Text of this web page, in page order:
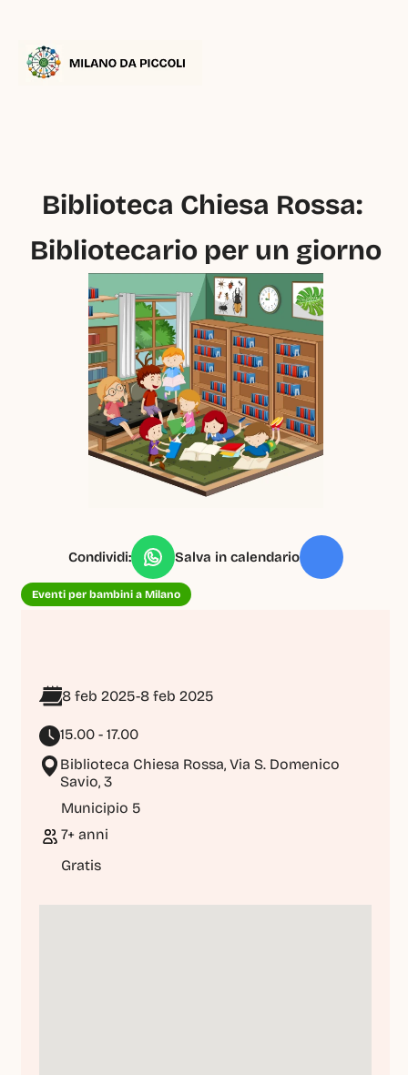
Biblioteca Chiesa Rossa:
Bibliotecario per un giorno
Condividi: Salva in calendario
Eventi per bambini a Milano
8 feb 2025-8 feb 2025
15.00 - 17.00
Biblioteca Chiesa Rossa, Via S. Domenico
Savio, 3
Municipio 5
7+ anni
Gratis